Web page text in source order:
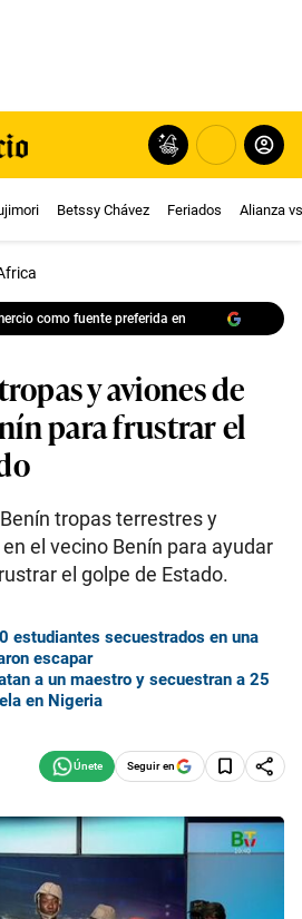
Betssy Chávez Feriados Alianza
como fuente preferida en
y aviones de
para frustrar el
tropas terrestres y
el vecino Benín para ayudar
el golpe de Estado.
estudiantes secuestrados en una
escapar
a un maestro y secuestran a 25
en Nigeria
Seguir en